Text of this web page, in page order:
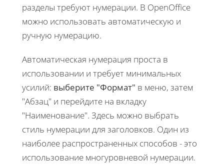
разделы требуют нумерации. В OpenOffice
можно использовать автоматическую и
ручную нумерацию.
Автоматическая нумерация проста в
использовании и требует минимальных
усилий: выберите "Формат" в меню, затем
"Абзац" и перейдите на вкладку
"Наименование". Здесь можно выбрать
стиль нумерации для заголовков. Один из
наиболее распространенных способов - это
использование многуровневой нумерации.